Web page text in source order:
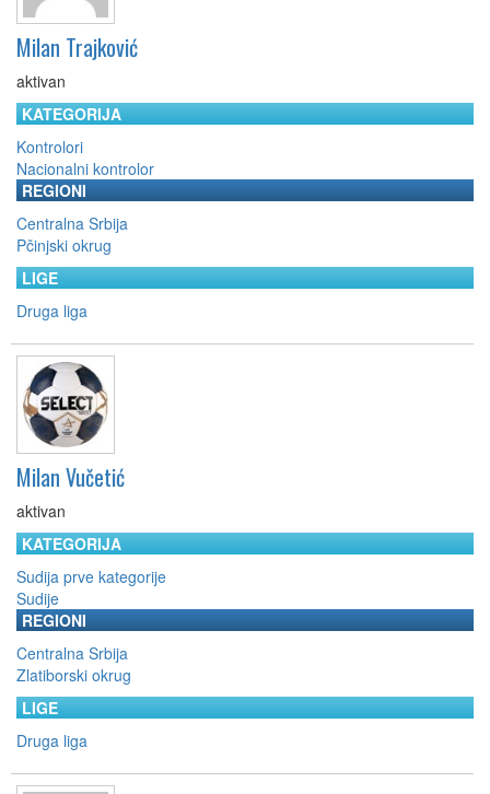
Milan Trajković
aktivan
KATEGORIJA
Kontrolori
Nacionalni kontrolor
REGIONI
Centralna Srbija
Pčinjski okrug
LIGE
Druga liga
Milan Vučetić
aktivan
KATEGORIJA
Sudija prve kategorije
Sudije
REGIONI
Centralna Srbija
Zlatiborski okrug
LIGE
Druga liga